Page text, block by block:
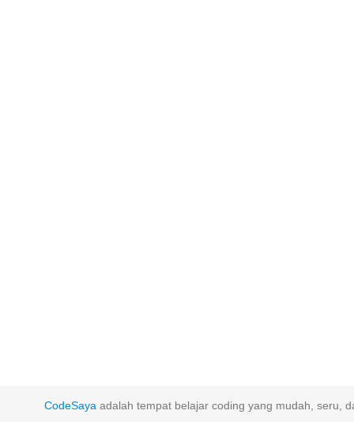
CodeSaya adalah tempat belajar coding yang mudah, seru,